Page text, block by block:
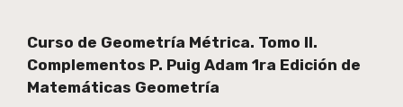
Curso de Geometría Métrica. Tomo II.
Complementos P. Puig Adam 1ra Edición de
Matemáticas Geometría